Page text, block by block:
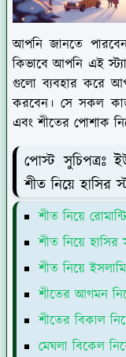
আপনি জানতে
কিভাবে আপনি এই
গুলো ব্যবহার করে
করবেন। সে সকল
এবং শীতের পোশাক
পোস্ট সুচিপত্রঃ
শীত নিয়ে হাসির
শীত নিয়ে
শীত নিয়ে হাসির
শীত নিয়ে
শীতের আগমন
শীতের বিকাল
মেঘলা বিকেল